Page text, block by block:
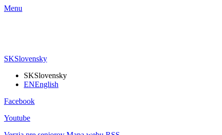
Menu
SKSlovensky
SKSlovensky
ENEnglish
Facebook
Youtube